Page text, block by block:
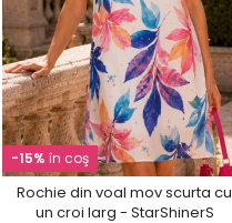
-15% în coş
Rochie din voal mov scurta cu
un croi larg - StarShinerS